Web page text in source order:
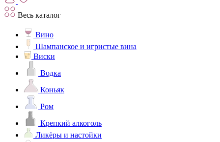
Весь каталог
Вино
Шампанское и игристые вина
Виски
Водка
Коньяк
Ром
Крепкий алкоголь
Ликёры и настойки